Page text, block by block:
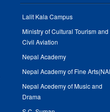
Lalit Kala Campus
Ministry of Cultural Tourism and
Civil Aviation
Nepal Academy
Nepal Academy of Fine
Nepal Acedemy of Music and
Drama